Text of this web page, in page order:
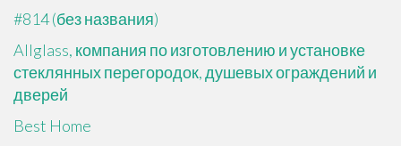
#814 (без названия)
Allglass, компания по изготовлению и установке
стеклянных перегородок, душевых ограждений и
дверей
Best Home